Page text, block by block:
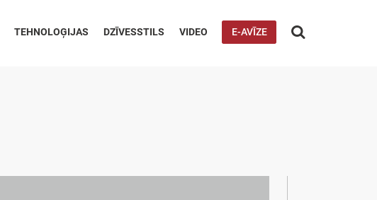
TEHNOLOĢIJAS DZĪVESSTILS VIDEO E-AVĪZE 